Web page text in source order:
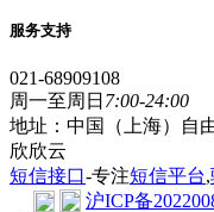
服务支持
021-68909108
周一至周日 7:00-24:00
地址：中国（上海）自
欣欣云
短信接口-专注短信平台,
沪ICP备